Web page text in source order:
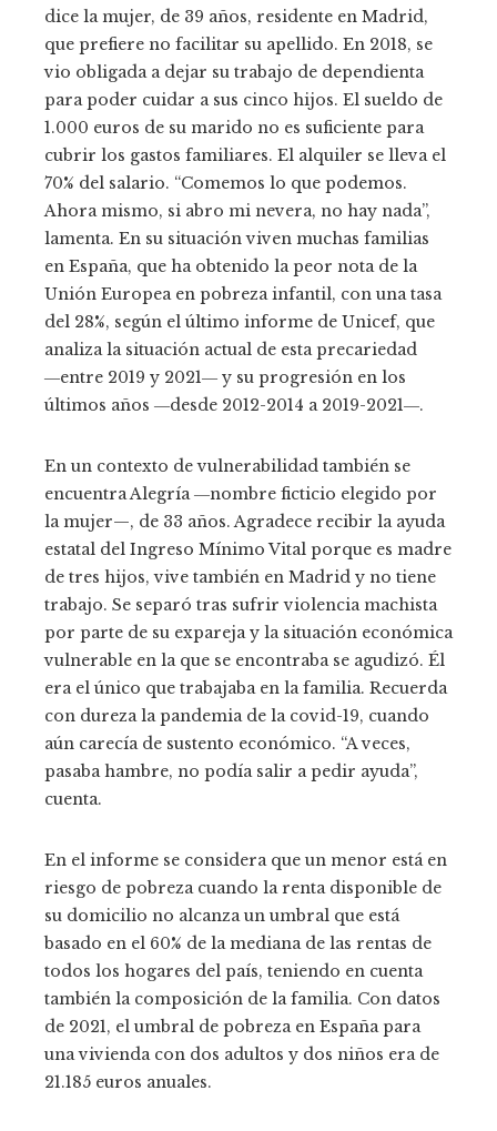
dice la mujer, de 39 años, residente en Madrid,
que prefiere no facilitar su apellido. En 2018, se
vio obligada a dejar su trabajo de dependienta
para poder cuidar a sus cinco hijos. El sueldo de
1.000 euros de su marido no es suficiente para
cubrir los gastos familiares. El alquiler se lleva el
70% del salario. “Comemos lo que podemos.
Ahora mismo, si abro mi nevera, no hay nada”,
lamenta. En su situación viven muchas familias
en España, que ha obtenido la peor nota de la
Unión Europea en pobreza infantil, con una tasa
del 28%, según el último informe de Unicef, que
analiza la situación actual de esta precariedad
―entre 2019 y 2021― y su progresión en los
últimos años ―desde 2012-2014 a 2019-2021―.
En un contexto de vulnerabilidad también se
encuentra Alegría ―nombre ficticio elegido por
la mujer—, de 33 años. Agradece recibir la ayuda
estatal del Ingreso Mínimo Vital porque es madre
de tres hijos, vive también en Madrid y no tiene
trabajo. Se separó tras sufrir violencia machista
por parte de su expareja y la situación económica
vulnerable en la que se encontraba se agudizó. Él
era el único que trabajaba en la familia. Recuerda
con dureza la pandemia de la covid-19, cuando
aún carecía de sustento económico. “A veces,
pasaba hambre, no podía salir a pedir ayuda”,
cuenta.
En el informe se considera que un menor está en
riesgo de pobreza cuando la renta disponible de
su domicilio no alcanza un umbral que está
basado en el 60% de la mediana de las rentas de
todos los hogares del país, teniendo en cuenta
también la composición de la familia. Con datos
de 2021, el umbral de pobreza en España para
una vivienda con dos adultos y dos niños era de
21.185 euros anuales.